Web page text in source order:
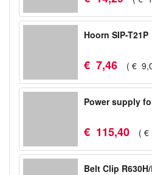
Hoorn SIP-T21P
€ 7,46 ( € 9,
Power supply
€ 115,40 ( €
Belt Clip